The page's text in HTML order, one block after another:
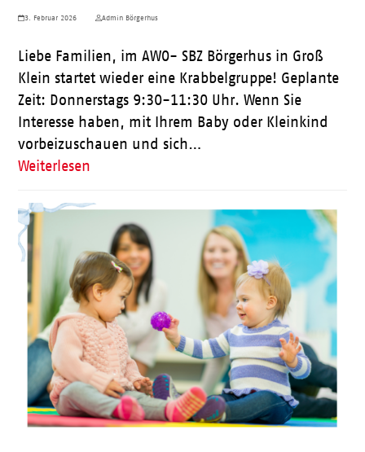
3. Februar 2026 Admin Börgerhus
Liebe Familien, im AWO- SBZ Börgerhus in Groß
Klein startet wieder eine Krabbelgruppe! Geplante
Zeit: Donnerstags 9:30-11:30 Uhr. Wenn Sie
Interesse haben, mit Ihrem Baby oder Kleinkind
vorbeizuschauen und sich…
Weiterlesen